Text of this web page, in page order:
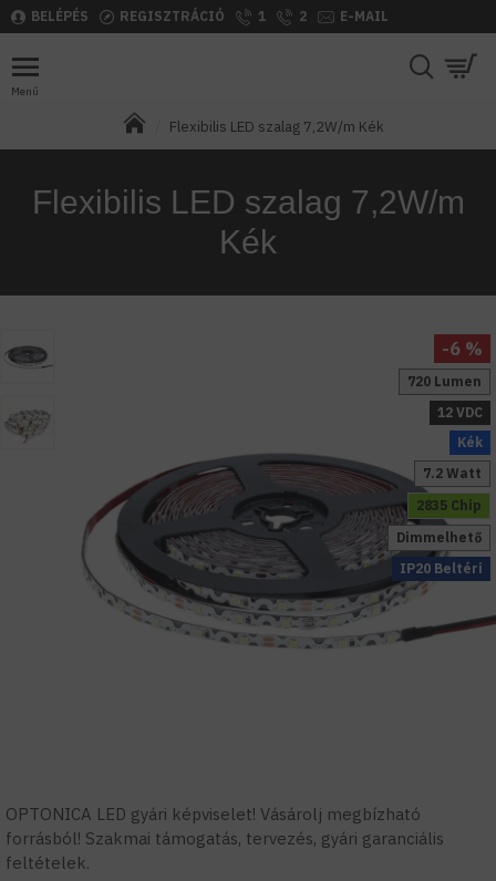
BELÉPÉS REGISZTRÁCIÓ 1 2 E-MAIL
Flexibilis LED szalag 7,2W/m Kék
Flexibilis LED szalag 7,2W/m
Kék
Kék
2835 Chip
IP20 Beltéri
720 Lumen
12 VDC
Dimmelhető
7.2 Watt
-6 %
OPTONICA LED gyári képviselet! Vásárolj megbízható
forrásból! Szakmai támogatás, tervezés, gyári garanciális
feltételek.